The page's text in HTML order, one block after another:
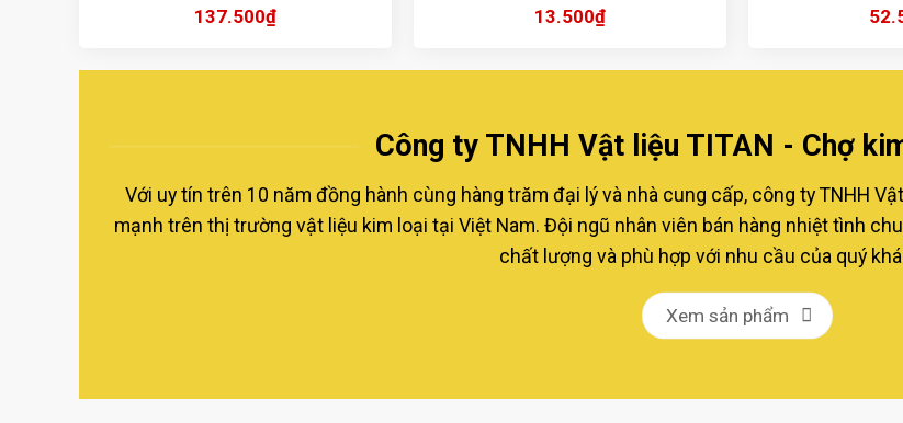
137.500₫ 13.500₫
Công ty TNHH Vật liệu TITAN - Chợ
Với uy tín trên 10 năm đồng hành cùng hàng trăm đại lý và nhà cung cấp, công ty TNHH
mạnh trên thị trường vật liệu kim loại tại Việt Nam. Đội ngũ nhân viên bán hàng nhiệt tình
chất lượng và phù hợp với nhu cầu của quý
Xem sản phẩm